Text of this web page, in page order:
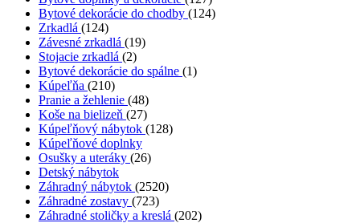
Bytové dekorácie do chodby (124)
Zrkadlá (124)
Závesné zrkadlá (19)
Stojacie zrkadlá (2)
Bytové dekorácie do spálne (1)
Kúpeľňa (210)
Pranie a žehlenie (48)
Koše na bielizeň (27)
Kúpeľňový nábytok (128)
Kúpeľňové doplnky
Osušky a uteráky (26)
Detský nábytok
Záhradný nábytok (2520)
Záhradné zostavy (723)
Záhradné stoličky a kreslá (202)